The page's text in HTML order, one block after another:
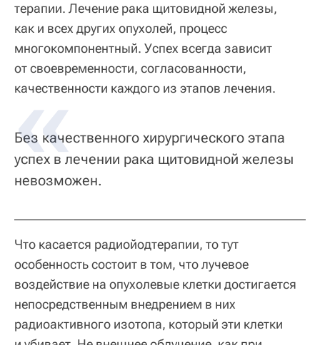
терапии. Лечение рака щитовидной железы,
как и всех других опухолей, процесс
многокомпонентный. Успех всегда зависит
от своевременности, согласованности,
качественности каждого из этапов лечения.
Без качественного хирургического этапа
успех в лечении рака щитовидной железы
невозможен.
Что касается радиойодтерапии, то тут
особенность состоит в том, что лучевое
воздействие на опухолевые клетки достигается
непосредственным внедрением в них
радиоактивного изотопа, который эти клетки